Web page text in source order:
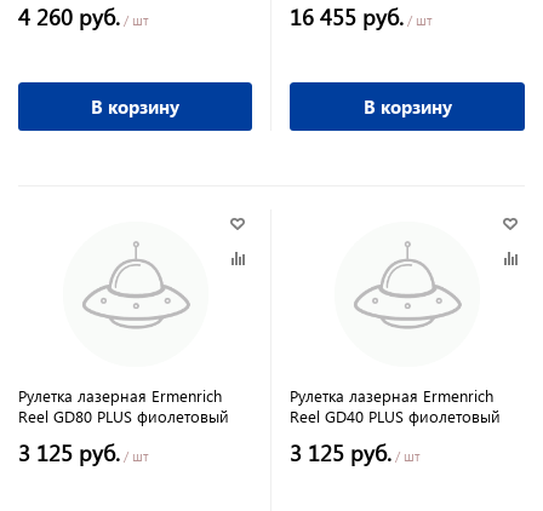
4 260 руб. / шт
В корзину
16 455 руб. / шт
В корзину
Рулетка лазерная Ermenrich
Reel GD80 PLUS фиолетовый
3 125 руб. / шт
Рулетка лазерная Ermenrich
Reel GD40 PLUS фиолетовый
3 125 руб. / шт